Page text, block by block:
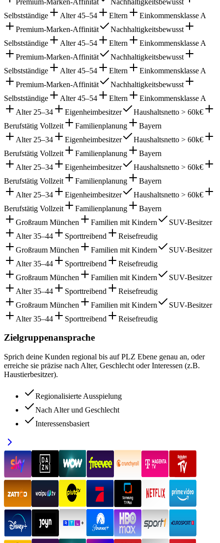
Selbstständige
Alter 45–54 Eltern
Einkommensklasse A
Premium-Marken-Affinität
Nachhaltigkeitsbewusst
Selbstständige
Alter 45–54 Eltern
Einkommensklasse A
Premium-Marken-Affinität
Nachhaltigkeitsbewusst
Selbstständige
Alter 45–54 Eltern
Einkommensklasse A
Premium-Marken-Affinität
Nachhaltigkeitsbewusst
Selbstständige
Alter 45–54 Eltern
Einkommensklasse A
Alter 25–34
Eigenheimbesitzer
Haushaltsnetto > 60k€
Berufstätig Vollzeit
Familienplanung
Bayern
Alter 25–34
Eigenheimbesitzer
Haushaltsnetto > 60k€
Berufstätig Vollzeit
Familienplanung
Bayern
Alter 25–34
Eigenheimbesitzer
Haushaltsnetto > 60k€
Berufstätig Vollzeit
Familienplanung
Bayern
Alter 25–34
Eigenheimbesitzer
Haushaltsnetto > 60k€
Berufstätig Vollzeit
Familienplanung
Bayern
Großraum München
Familien mit Kindern
SUV-Besitzer
Alter 35–44
Sporttreibend
Reisefreudig
Großraum München
Familien mit Kindern
SUV-Besitzer
Alter 35–44
Sporttreibend
Reisefreudig
Großraum München
Familien mit Kindern
SUV-Besitzer
Alter 35–44
Sporttreibend
Reisefreudig
Großraum München
Familien mit Kindern
SUV-Besitzer
Alter 35–44
Sporttreibend Reisefreudig
Zielgruppenansprache
Sprich deine Kunden regional bis auf PLZ Ebene genau an, oder
erreiche sie präzise nach Alter, Geschlecht oder Interessen (z.B.
Haustierbesitzer).
Regionalisierte Ausspielung
Nach Alter und Geschlecht
Interessensbasiert